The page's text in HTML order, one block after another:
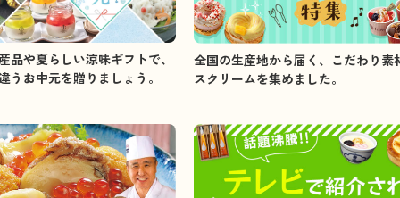
品や夏らしい涼味ギフトで、
うお中元を贈りましょう。
全国の生産地から届く、こだわり素
スクリームを集めました。